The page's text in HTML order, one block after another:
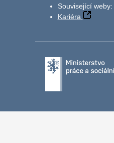
Související weby:
Kariéra